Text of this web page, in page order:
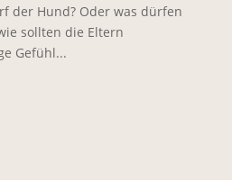
der Hund? Oder was dürfen
sollten die Eltern
Gefühl...